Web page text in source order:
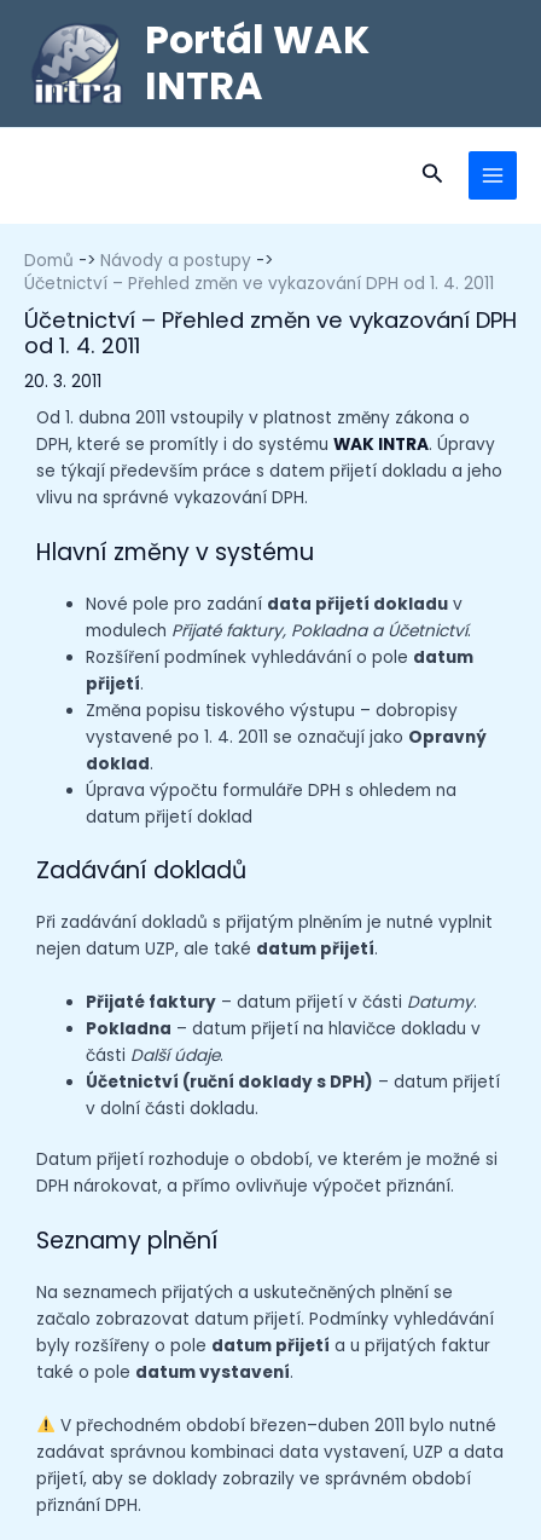
Portál WAK
INTRA
Domů
Návody a postupy
Účetnictví – Přehled změn ve vykazování DPH od 1. 4. 2011
Účetnictví – Přehled změn ve vykazování DPH
od 1. 4. 2011
20. 3. 2011
Od 1. dubna 2011 vstoupily v platnost změny zákona o
DPH, které se promítly i do systému WAK INTRA. Úpravy
se týkají především práce s datem přijetí dokladu a jeho
vlivu na správné vykazování DPH.
Hlavní změny v systému
Nové pole pro zadání data přijetí dokladu v
modulech Přijaté faktury, Pokladna a Účetnictví.
Rozšíření podmínek vyhledávání o pole datum
přijetí.
Změna popisu tiskového výstupu – dobropisy
vystavené po 1. 4. 2011 se označují jako Opravný
doklad.
Úprava výpočtu formuláře DPH s ohledem na
datum přijetí doklad
Zadávání dokladů
Při zadávání dokladů s přijatým plněním je nutné vyplnit
nejen datum UZP, ale také datum přijetí.
Přijaté faktury – datum přijetí v části Datumy.
Pokladna – datum přijetí na hlavičce dokladu v
části Další údaje.
Účetnictví (ruční doklady s DPH) – datum přijetí
v dolní části dokladu.
Datum přijetí rozhoduje o období, ve kterém je možné si
DPH nárokovat, a přímo ovlivňuje výpočet přiznání.
Seznamy plnění
Na seznamech přijatých a uskutečněných plnění se
začalo zobrazovat datum přijetí. Podmínky vyhledávání
byly rozšířeny o pole datum přijetí a u přijatých faktur
také o pole datum vystavení.
V přechodném období březen–duben 2011 bylo nutné
zadávat správnou kombinaci data vystavení, UZP a data
přijetí, aby se doklady zobrazily ve správném období
přiznání DPH.